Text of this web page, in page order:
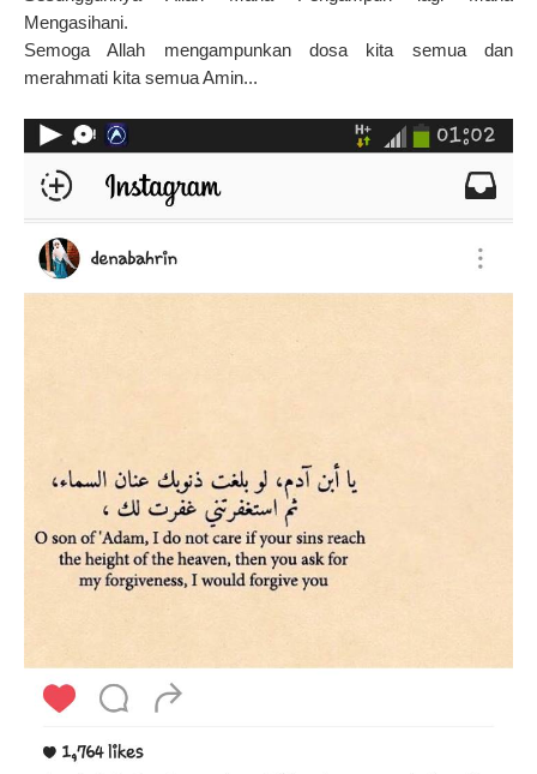
Mengasihani.
Semoga Allah mengampunkan dosa kita semua dan
merahmati kita semua Amin...